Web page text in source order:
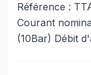
Référence :
Courant
(10Bar) Débit